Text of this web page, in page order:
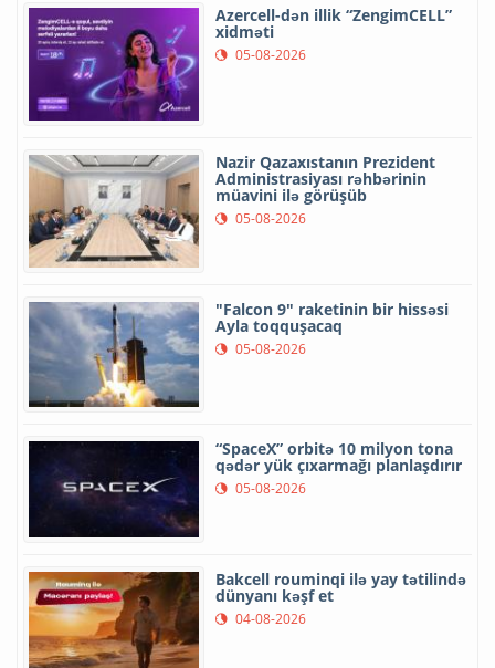
Azercell-dən illik “ZengimCELL”
xidməti
05-08-2026
Nazir Qazaxıstanın Prezident
Administrasiyası rəhbərinin
müavini ilə görüşüb
05-08-2026
"Falcon 9" raketinin bir hissəsi
Ayla toqquşacaq
05-08-2026
“SpaceX” orbitə 10 milyon tona
qədər yük çıxarmağı planlaşdırır
05-08-2026
Bakcell rouminqi ilə yay tətilində
dünyanı kəşf et
04-08-2026